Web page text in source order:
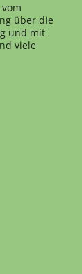
über die
und mit
viele